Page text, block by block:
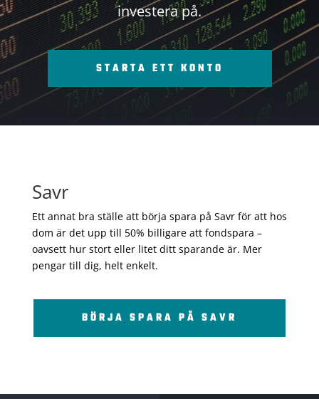
investera på.
STARTA ETT KONTO
Savr
Ett annat bra ställe att börja spara på Savr för att hos
dom är det upp till 50% billigare att fondspara –
oavsett hur stort eller litet ditt sparande är. Mer
pengar till dig, helt enkelt.
BÖRJA SPARA PÅ SAVR